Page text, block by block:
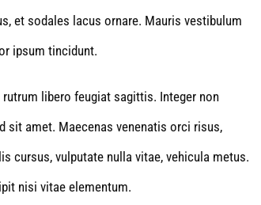
et sodales lacus ornare. Mauris vestibulum
ipsum tincidunt.
libero feugiat sagittis. Integer non
sit amet. Maecenas venenatis orci risus,
cursus, vulputate nulla vitae, vehicula metus.
nisi vitae elementum.